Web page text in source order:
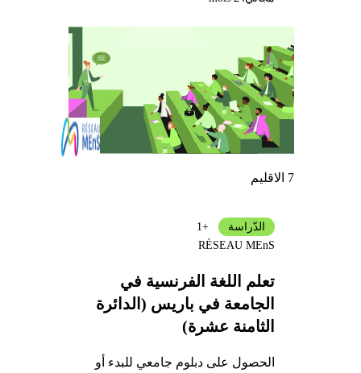
7 الاقليم
تعلم اللغة الفرنسية في
الجامعة في باريس (الدائرة
الثامنة عشرة)
الحصول على دبلوم جامعي للبدء أو
الدّراسة
+1
RÉSEAU MEnS